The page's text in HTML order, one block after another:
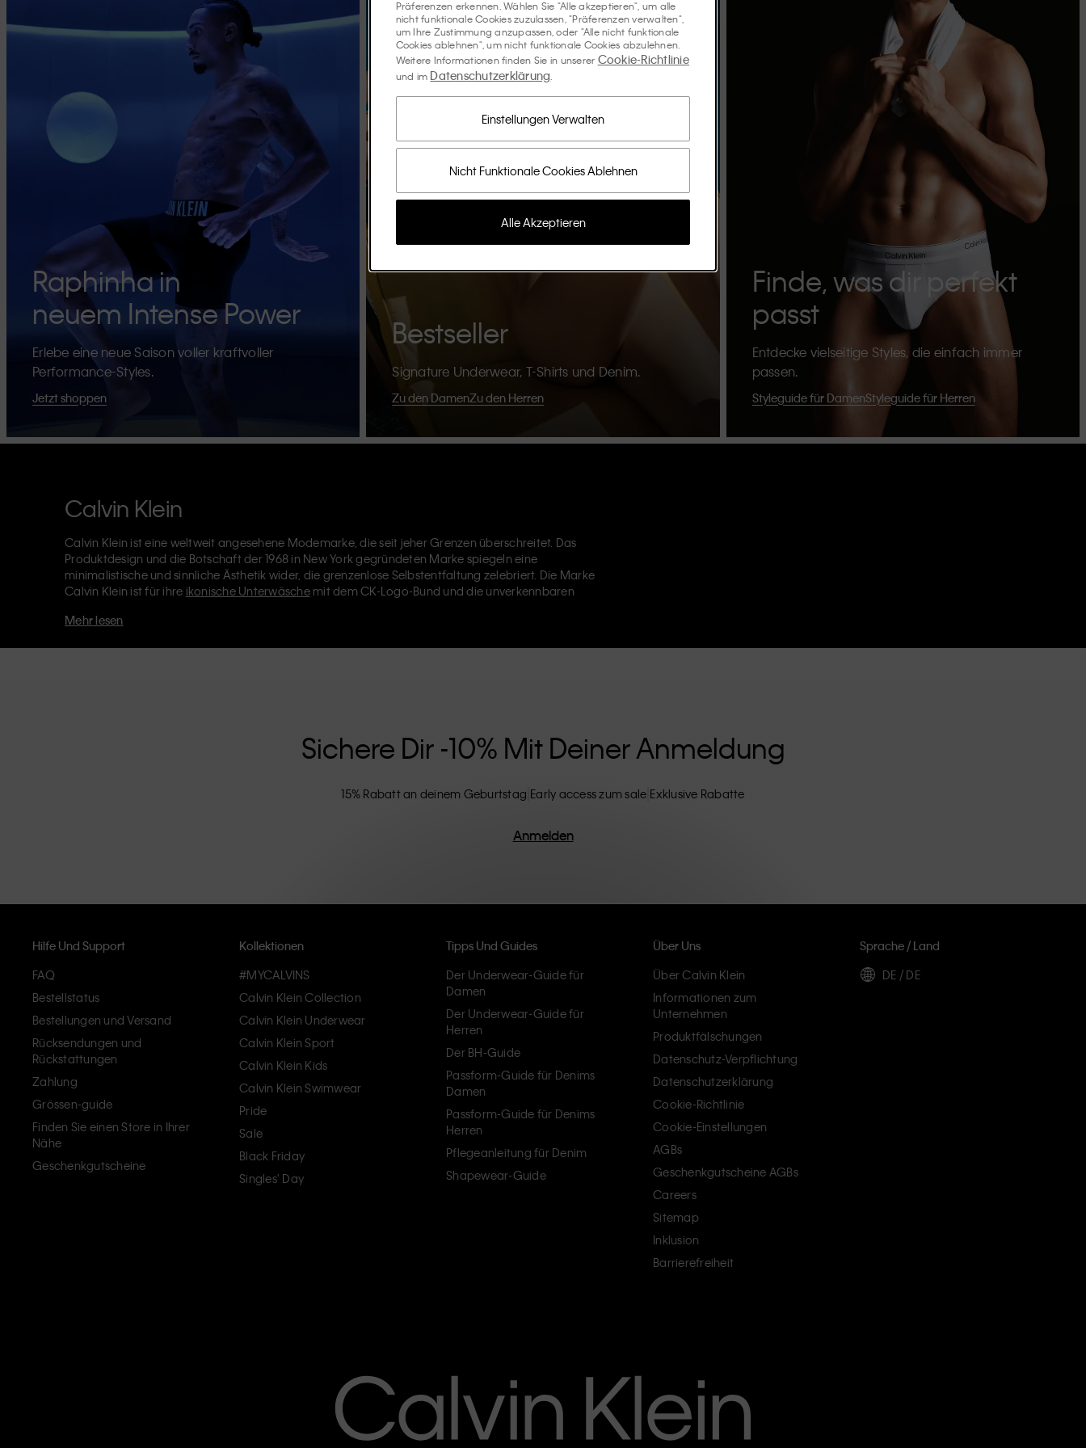
Raphinha in
neuem Intense Power
Erlebe eine neue Saison voller kraftvoller
Performance-Styles.
Jetzt shoppen
Bestseller
Signature Underwear, T-Shirts und Denim.
Zu den DamenZu den Herren
Finde, was dir perfekt
passt
Entdecke vielseitige Styles, die einfach immer
passen.
Styleguide für DamenStyleguide für Herren
Calvin Klein
Calvin Klein ist eine weltweit angesehene Modemarke, die seit jeher Grenzen überschreitet. Das
Produktdesign und die Botschaft der 1968 in New York gegründeten Marke spiegeln eine
minimalistische und sinnliche Ästhetik wider, die grenzenlose Selbstentfaltung zelebriert. Die Marke
Calvin Klein ist für ihre ikonische Unterwäsche mit dem CK-Logo-Bund und die unverkennbaren
Kleidung,Schuhe
Mehr lesen
Sichere Dir -10% Mit Deiner Anmeldung
15% Rabatt an deinem Geburtstag Early access zum sale Exklusive Rabatte
Anmelden
Hilfe Und Support
FAQ
Bestellstatus
Bestellungen und Versand
Rücksendungen und
Rückstattungen
Zahlung
Grössen-guide
Finden Sie einen Store in Ihrer
Nähe
Geschenkgutscheine
Kollektionen
#MYCALVINS
Calvin Klein Collection
Calvin Klein Underwear
Calvin Klein Sport
Calvin Klein Kids
Calvin Klein Swimwear
Pride
Sale
Black Friday
Singles' Day
Tipps Und Guides
Der Underwear-Guide für
Damen
Der Underwear-Guide für
Herren
Der BH-Guide
Passform-Guide für Denims
Damen
Passform-Guide für Denims
Herren
Pflegeanleitung für Denim
Shapewear-Guide
Über Uns
Über Calvin Klein
Informationen zum
Unternehmen
Produktfälschungen
Datenschutz-Verpflichtung
Datenschutzerklärung
Cookie-Richtlinie
Cookie-Einstellungen
AGBs
Geschenkgutscheine AGBs
Careers
Sitemap
Inklusion
Barrierefreiheit
Sprache / Land
DE / DE
Präferenzen erkennen. Wählen Sie "Alle akzeptieren", um alle
nicht funktionale Cookies zuzulassen, "Präferenzen verwalten",
um Ihre Zustimmung anzupassen, oder "Alle nicht funktionale
Cookies ablehnen", um nicht funktionale Cookies abzulehnen.
Weitere Informationen finden Sie in unserer Cookie-Richtlinie
und im Datenschutzerklärung
Nicht Funktionale Cookies Ablehnen
Einstellungen Verwalten
Alle Akzeptieren